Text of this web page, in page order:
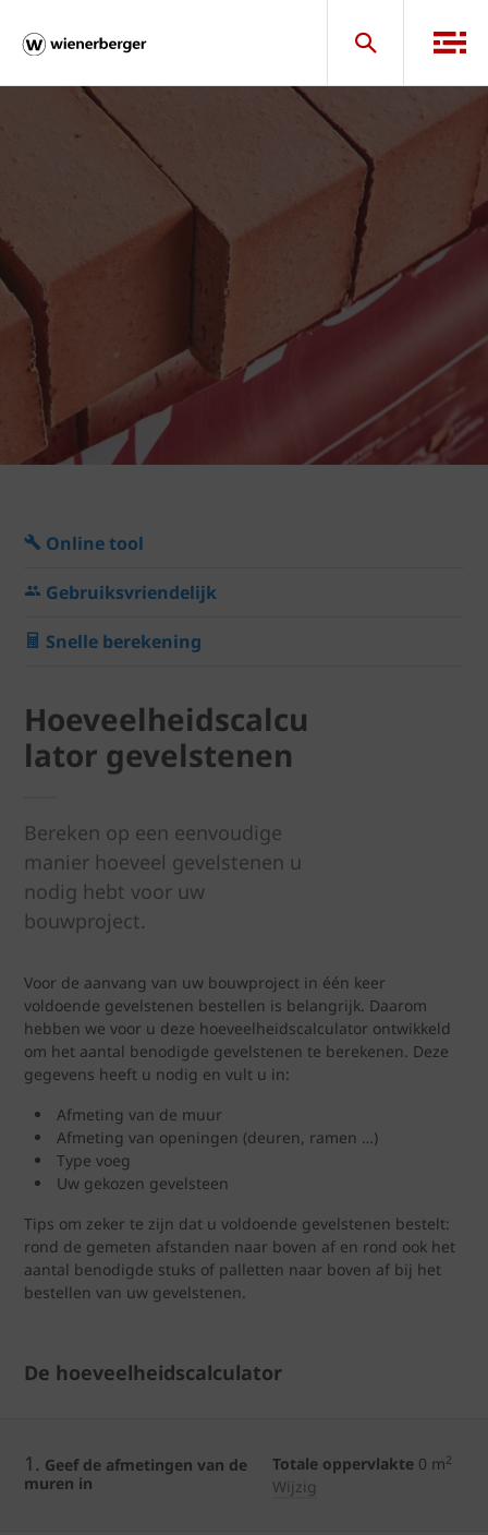
Online tool
Gebruiksvriendelijk
Snelle berekening
Hoeveelheidscalcu
lator gevelstenen
Bereken op een eenvoudige
manier hoeveel gevelstenen u
nodig hebt voor uw
bouwproject.
Voor de aanvang van uw bouwproject in één keer
voldoende gevelstenen bestellen is belangrijk. Daarom
hebben we voor u deze hoeveelheidscalculator ontwikkeld
om het aantal benodigde gevelstenen te berekenen. Deze
gegevens heeft u nodig en vult u in:
Afmeting van de muur
Afmeting van openingen (deuren, ramen …)
Type voeg
Uw gekozen gevelsteen
Tips om zeker te zijn dat u voldoende gevelstenen bestelt:
rond de gemeten afstanden naar boven af en rond ook het
aantal benodigde stuks of palletten naar boven af bij het
bestellen van uw gevelstenen.
De hoeveelheidscalculator
1. Geef de afmetingen van de
muren in
Totale oppervlakte 0 m2
Wijzig